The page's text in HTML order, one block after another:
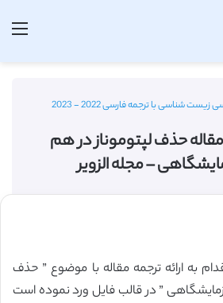
شناسی با ترجمه فارسی 2022 - 2023
حذف لپتوموناز در هم
– مجله الزویر
به ارائه ترجمه مقاله با موضوع ” حذف
” در قالب فایل ورد نموده است